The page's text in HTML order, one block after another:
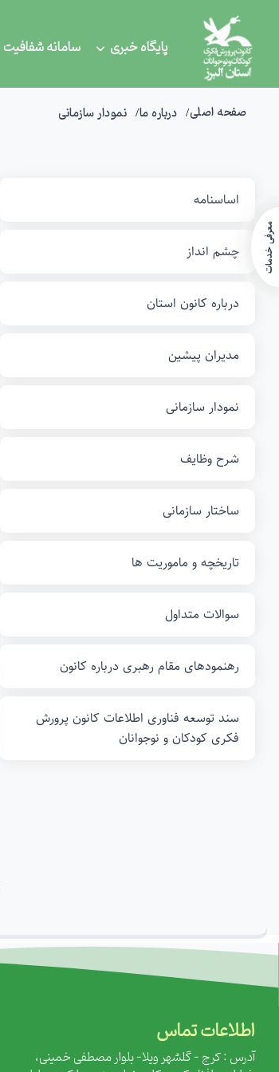
پایگاه خبری سامانه شفافیت
صفحه اصلی درباره ما نمودار سازمانی
اساسنامه
چشم انداز
درباره کانون استان
مدیران پیشین
نمودار سازمانی
شرح وظایف
ساختار سازمانی
تاریخچه و ماموریت ها
سوالات متداول
رهنمودهای مقام رهبری درباره کانون
سند توسعه فناوری اطلاعات کانون پرورش
فکری کودکان و نوجوانان
اطلاعات تماس
آدرس : کرج - گلشهر ویلا- بلوار مصطفی خمینی،
معرفی خدمات